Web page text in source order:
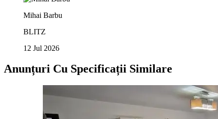
Mihai Barbu
BLITZ
12 Jul 2026
Anunțuri Cu Specificații Similare